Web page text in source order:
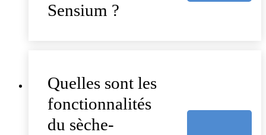
Sensium ?
Quelles sont les
fonctionnalités
du sèche-